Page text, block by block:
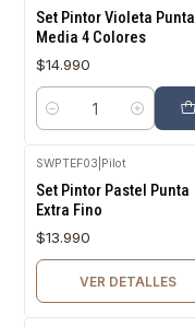
Set Pintor Violeta Punta
Media 4 Colores
$14.990
Cantidad
SWPTEF03 Pilot
Set Pintor Pastel Punta
Extra Fino
$13.990
VER DETALLES